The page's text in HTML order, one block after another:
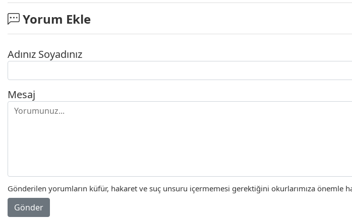
Yorum Ekle
Adınız Soyadınız
Mesaj
Gönderilen yorumların küfür, hakaret ve suç unsuru içermemesi gerektiğini okurlarımıza önemle
Gönder